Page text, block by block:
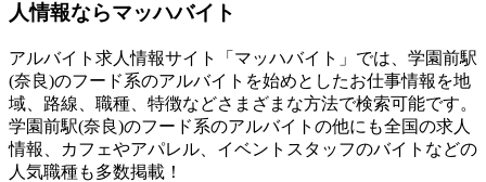
人情報ならマッハバイト
アルバイト求人情報サイト「マッハバイト」では、学園前駅
(奈良)のフード系のアルバイトを始めとしたお仕事情報を地
域、路線、職種、特徴などさまざまな方法で検索可能です。
学園前駅(奈良)のフード系のアルバイトの他にも全国の求人
情報、カフェやアパレル、イベントスタッフのバイトなどの
人気職種も多数掲載！